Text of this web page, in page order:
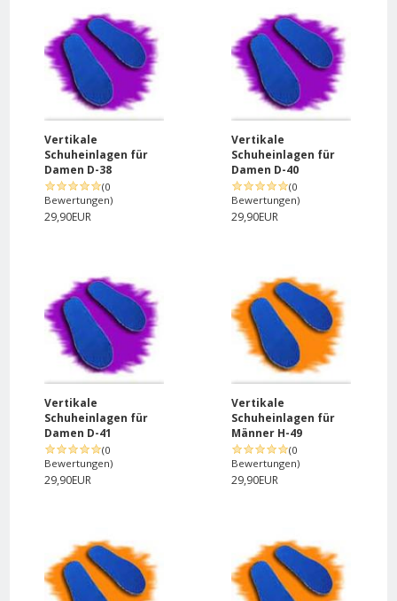
Vertikale
Schuheinlagen für
Damen D-38
(0
Bewertungen)
29,90EUR
Vertikale
Schuheinlagen für
Damen D-40
(0
Bewertungen)
29,90EUR
Vertikale
Schuheinlagen für
Damen D-41
(0
Bewertungen)
29,90EUR
Vertikale
Schuheinlagen für
Männer H-49
(0
Bewertungen)
29,90EUR